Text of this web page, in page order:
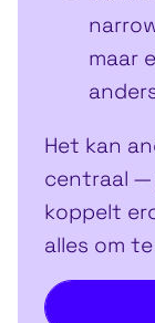
maar
Het kan
centraal —
koppelt
alles om